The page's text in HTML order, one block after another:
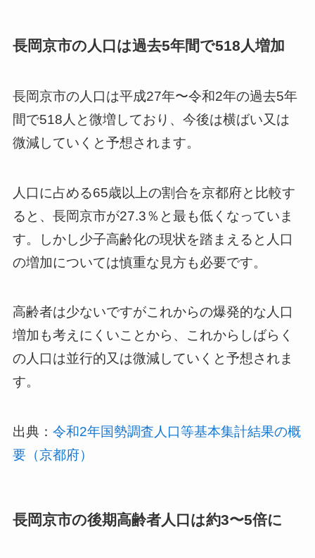
長岡京市の人口は過去5年間で518人増加
長岡京市の人口は平成27年〜令和2年の過去5年
間で518人と微増しており、今後は横ばい又は
微減していくと予想されます。
人口に占める65歳以上の割合を京都府と比較す
ると、長岡京市が27.3％と最も低くなっていま
す。しかし少子高齢化の現状を踏まえると人口
の増加については慎重な見方も必要です。
高齢者は少ないですがこれからの爆発的な人口
増加も考えにくいことから、これからしばらく
の人口は並行的又は微減していくと予想されま
す。
出典： 令和2年国勢調査人口等基本集計結果の概
要（京都府）
長岡京市の後期高齢者人口は約3〜5倍に